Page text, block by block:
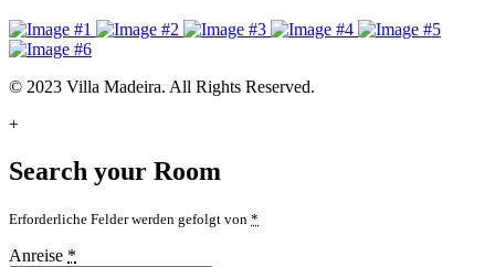
© 2023 Villa Madeira. All Rights Reserved.
+
Search your Room
Erforderliche Felder werden gefolgt von *
Anreise *